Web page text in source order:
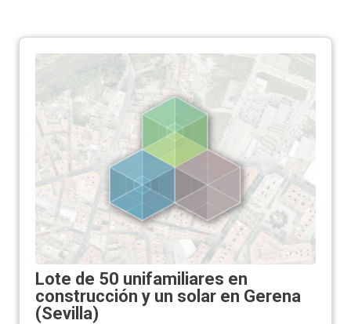
Lote de 50 unifamiliares en
construcción y un solar en Gerena
(Sevilla)